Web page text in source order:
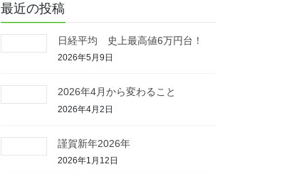
最近の投稿
日経平均 史上最高値6万円台！
2026年5月9日
2026年4月から変わること
2026年4月2日
謹賀新年2026年
2026年1月12日